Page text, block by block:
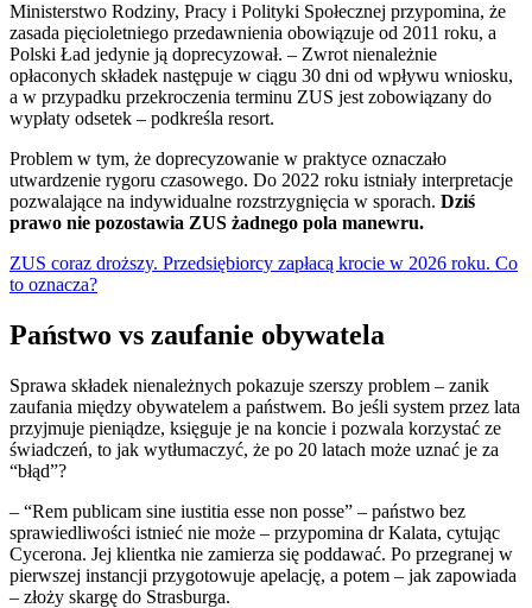
Ministerstwo Rodziny, Pracy i Polityki Społecznej przypomina, że
zasada pięcioletniego przedawnienia obowiązuje od 2011 roku, a
Polski Ład jedynie ją doprecyzował. – Zwrot nienależnie
opłaconych składek następuje w ciągu 30 dni od wpływu wniosku,
a w przypadku przekroczenia terminu ZUS jest zobowiązany do
wypłaty odsetek – podkreśla resort.
Problem w tym, że doprecyzowanie w praktyce oznaczało
utwardzenie rygoru czasowego. Do 2022 roku istniały interpretacje
pozwalające na indywidualne rozstrzygnięcia w sporach. Dziś
prawo nie pozostawia ZUS żadnego pola manewru.
ZUS coraz droższy. Przedsiębiorcy zapłacą krocie w 2026 roku. Co
to oznacza?
Państwo vs zaufanie obywatela
Sprawa składek nienależnych pokazuje szerszy problem – zanik
zaufania między obywatelem a państwem. Bo jeśli system przez lata
przyjmuje pieniądze, księguje je na koncie i pozwala korzystać ze
świadczeń, to jak wytłumaczyć, że po 20 latach może uznać je za
“błąd”?
– “Rem publicam sine iustitia esse non posse” – państwo bez
sprawiedliwości istnieć nie może – przypomina dr Kalata, cytując
Cycerona. Jej klientka nie zamierza się poddawać. Po przegranej w
pierwszej instancji przygotowuje apelację, a potem – jak zapowiada
– złoży skargę do Strasburga.